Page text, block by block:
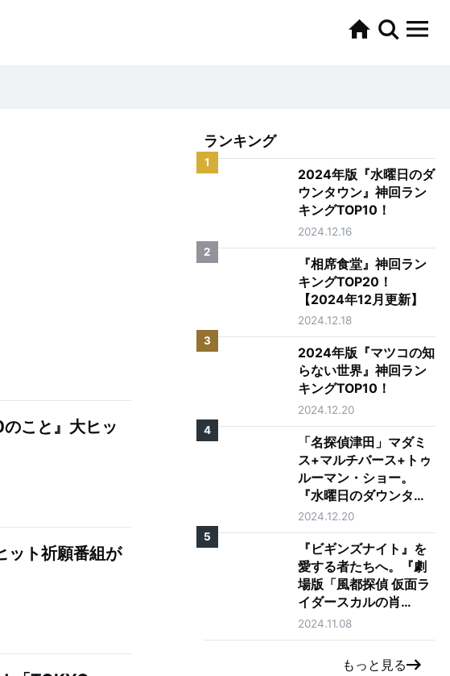
こと』大ヒッ
ット祈願番組が
ランキング
1
2024年版『水曜日のダ
ウンタウン』神回ラン
キングTOP10！
2024.12.16
2
『相席食堂』神回ラン
キングTOP20！
【2024年12月更新】
2024.12.18
3
2024年版『マツコの知
らない世界』神回ラン
キングTOP10！
2024.12.20
4
「名探偵津田」マダミ
ス+マルチバース+トゥ
ルーマン・ショー。
『水曜日のダウンタウ
ン』の神コンテンツが
ゴイゴイスーな理由を
徹底考察
2024.12.20
5
『ビギンズナイト』を
愛する者たちへ。『劇
場版「風都探偵 仮面ラ
イダースカルの肖
像」』レビュー
2024.11.08
もっと見る